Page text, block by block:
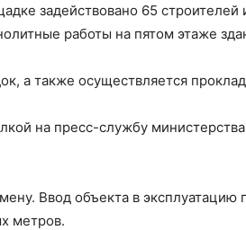
задействовано 65 строителей
работы на пятом этаже
а также осуществляется
на пресс-службу
Ввод объекта в эксплуатацию
метров.